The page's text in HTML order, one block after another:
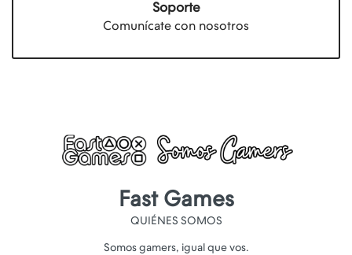
Soporte
Comunícate con nosotros
Fast Games
QUIÉNES SOMOS
Somos gamers, igual que vos.